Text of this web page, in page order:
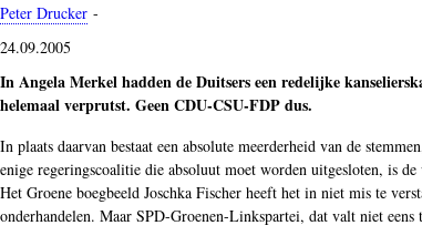
Peter Drucker -
24.09.2005
In Angela Merkel hadden de Duitsers een redelijke
helemaal verprutst. Geen CDU-CSU-FDP dus.
In plaats daarvan bestaat een absolute meerderheid van de
enige regeringscoalitie die absoluut moet worden uitgesloten, is
Het Groene boegbeeld Joschka Fischer heeft het in niet mis te
onderhandelen. Maar SPD-Groenen-Linkspartei, dat valt niet eens